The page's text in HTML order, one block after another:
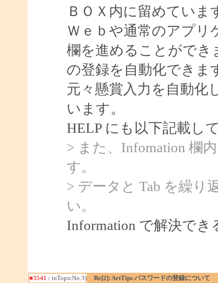
ＢＯＸ内に留めていま
Ｗｅｂや通常のアプリ
欄を進めることができ
の登録を自動化できま
元々懸賞入力を自動化
います。
HELP にも以下記載し
> また、Infomation 欄
す。
> データと Tab を繰り
い。
Information で解決で
■3541 / inTopicNo.3) Re[2]: ArtTips パスワードの登録について